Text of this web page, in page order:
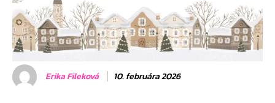
Erika Fileková 10. februára 2026